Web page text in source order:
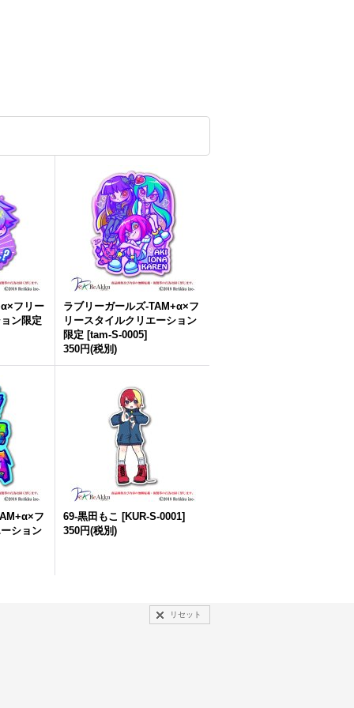
フリー
ン限定
ラブリーガールズ-TAM+α×フ
リースタイルクリエーション
限定 [tam-S-0005]
350円(税別)
フ
ション
69-黒田もこ [KUR-S-0001]
350円(税別)
リセット